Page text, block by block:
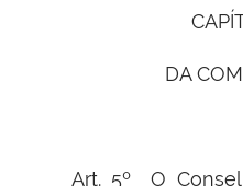
DA
Art. 5º O